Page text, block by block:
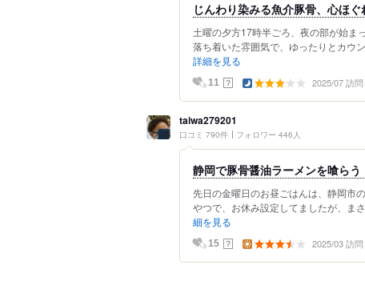
じんわり染みる魚介豚骨、心ほ
土曜の夕方17時半ごろ、夜の部が始ま
落ち着いた雰囲気で、ゆったりとカウ
詳細を見る
11 ？ 2025/07 訪問
taiwa279201
口コミ 790件 フォロワー 446人
静岡で豚骨醤油ラーメンを喰らう
先日の金曜日のお昼ごはんは、静岡市
やつで、お休み設定してましたが、ま
細を見る
15 ？ 2025/03 訪問